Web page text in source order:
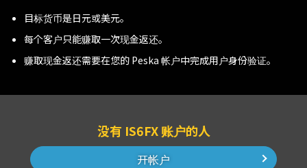
目标货币是日元或美元。
每个客户只能赚取一次现金返还。
赚取现金返还需要在您的 Peska 帐户中完成用户身份验证。
没有 IS6FX 账户的人
开帐户